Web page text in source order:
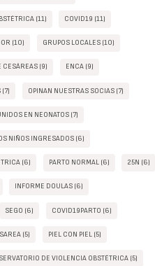
(11) COVID19 (11)
(10) GRUPOS LOCALES (10)
CESÁREAS (9) ENCA (9)
(7) OPINAN NUESTRAS SOCIAS (7)
EN NEONATOS (7)
NIÑOS INGRESADOS (6)
(6) PARTO NORMAL (6) 25N (6)
INFORME DOULAS (6)
SEGO (6) COVID19PARTO (6)
(5) PIEL CON PIEL (5)
DE VIOLENCIA OBSTÉTRICA (5)